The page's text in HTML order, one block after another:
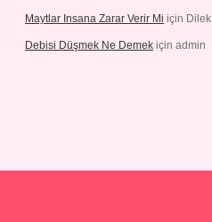
Maytlar Insana Zarar Verir Mi için Dilek
Debisi Düşmek Ne Demek için admin